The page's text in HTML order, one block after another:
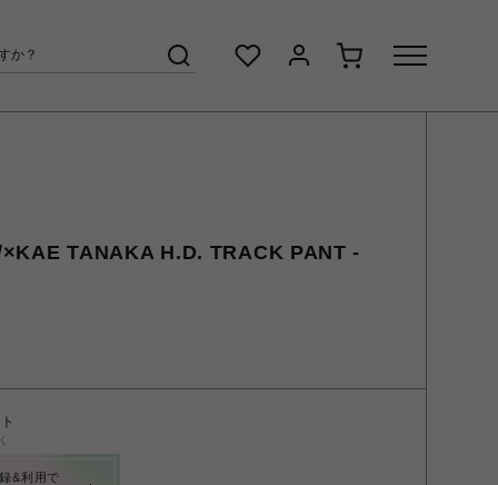
TANAKA H.D. TRACK PANT -
&利用で